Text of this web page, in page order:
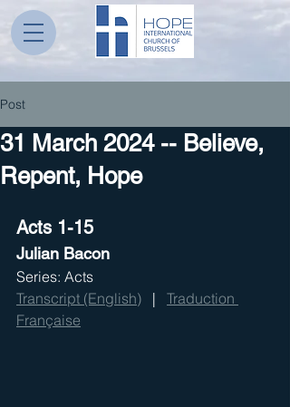
Post
31 March 2024 -- Believe,
Repent, Hope
Acts 1-15
Julian Bacon
Series: Acts
Transcript (English)
   |
Traduction
Française